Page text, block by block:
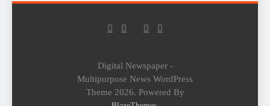
Digital Newspaper -
Multipurpose News WordPress
Theme 2026. Powered By